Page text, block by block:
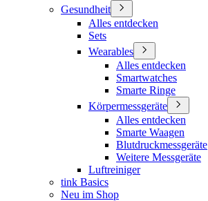
Gesundheit
Alles entdecken
Sets
Wearables
Alles entdecken
Smartwatches
Smarte Ringe
Körpermessgeräte
Alles entdecken
Smarte Waagen
Blutdruckmessgeräte
Weitere Messgeräte
Luftreiniger
tink Basics
Neu im Shop